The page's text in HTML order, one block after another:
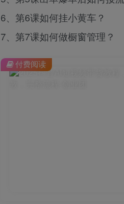
6、第6课如何挂小黄车？
7、第7课如何做橱窗管理？
付费阅读